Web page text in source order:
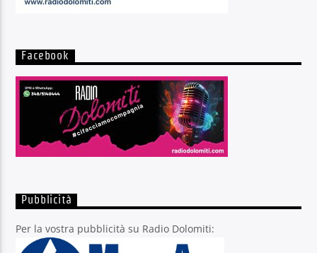
Facebook
Pubblicità
Per la vostra pubblicità su Radio Dolomiti: